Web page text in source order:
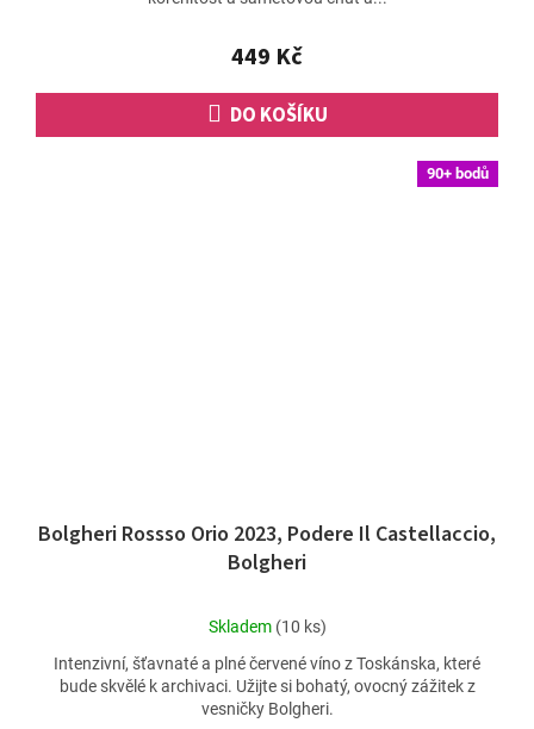
449 Kč
DO KOŠÍKU
90+ bodů
Bolgheri Rossso Orio 2023, Podere Il Castellaccio,
Bolgheri
Průměrné
produktu
je
5,0
Skladem (10 ks)
Intenzivní, šťavnaté a plné červené víno z Toskánska, které
bude skvělé k archivaci. Užijte si bohatý, ovocný zážitek z
vesničky Bolgheri.